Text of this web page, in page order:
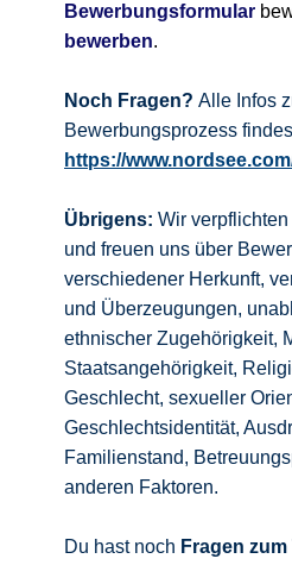
Bewerbungsformular
bewerben.
Noch Fragen? Alle Infos
Bewerbungsprozess
https://
Übrigens: Wir
und freuen uns über
verschiedener Herkunft,
und Überzeugungen,
ethnischer Zugehörigkeit,
Staatsangehörigkeit,
Geschlecht, sexueller
Geschlechtsidentität,
Familienstand,
anderen Faktoren.
Du hast noch Fragen